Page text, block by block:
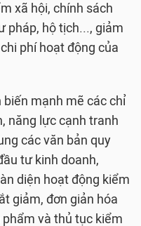
xã hội, chính sách
pháp, hộ tịch..., giảm
phí hoạt động của
biến mạnh mẽ các chỉ
năng lực cạnh tranh
các văn bản quy
tư kinh doanh,
diện hoạt động kiểm
giảm, đơn giản hóa
và thủ tục kiểm